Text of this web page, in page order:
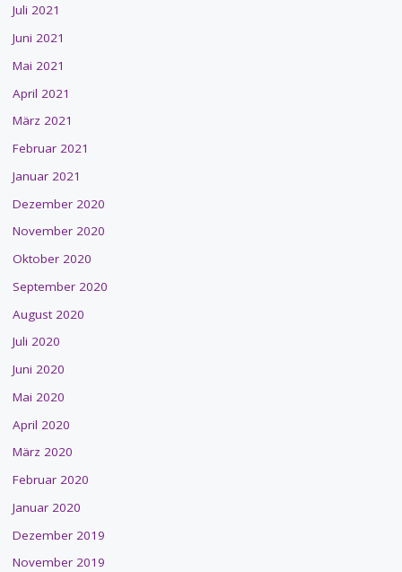
Juli 2021
Juni 2021
Mai 2021
April 2021
März 2021
Februar 2021
Januar 2021
Dezember 2020
November 2020
Oktober 2020
September 2020
August 2020
Juli 2020
Juni 2020
Mai 2020
April 2020
März 2020
Februar 2020
Januar 2020
Dezember 2019
November 2019